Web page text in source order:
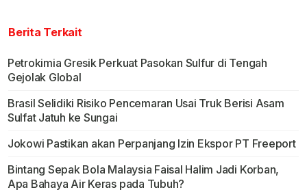
Berita Terkait
Petrokimia Gresik Perkuat Pasokan Sulfur di Tengah
Gejolak Global
Brasil Selidiki Risiko Pencemaran Usai Truk Berisi Asam
Sulfat Jatuh ke Sungai
Jokowi Pastikan akan Perpanjang Izin Ekspor PT Freeport
Bintang Sepak Bola Malaysia Faisal Halim Jadi Korban,
Apa Bahaya Air Keras pada Tubuh?